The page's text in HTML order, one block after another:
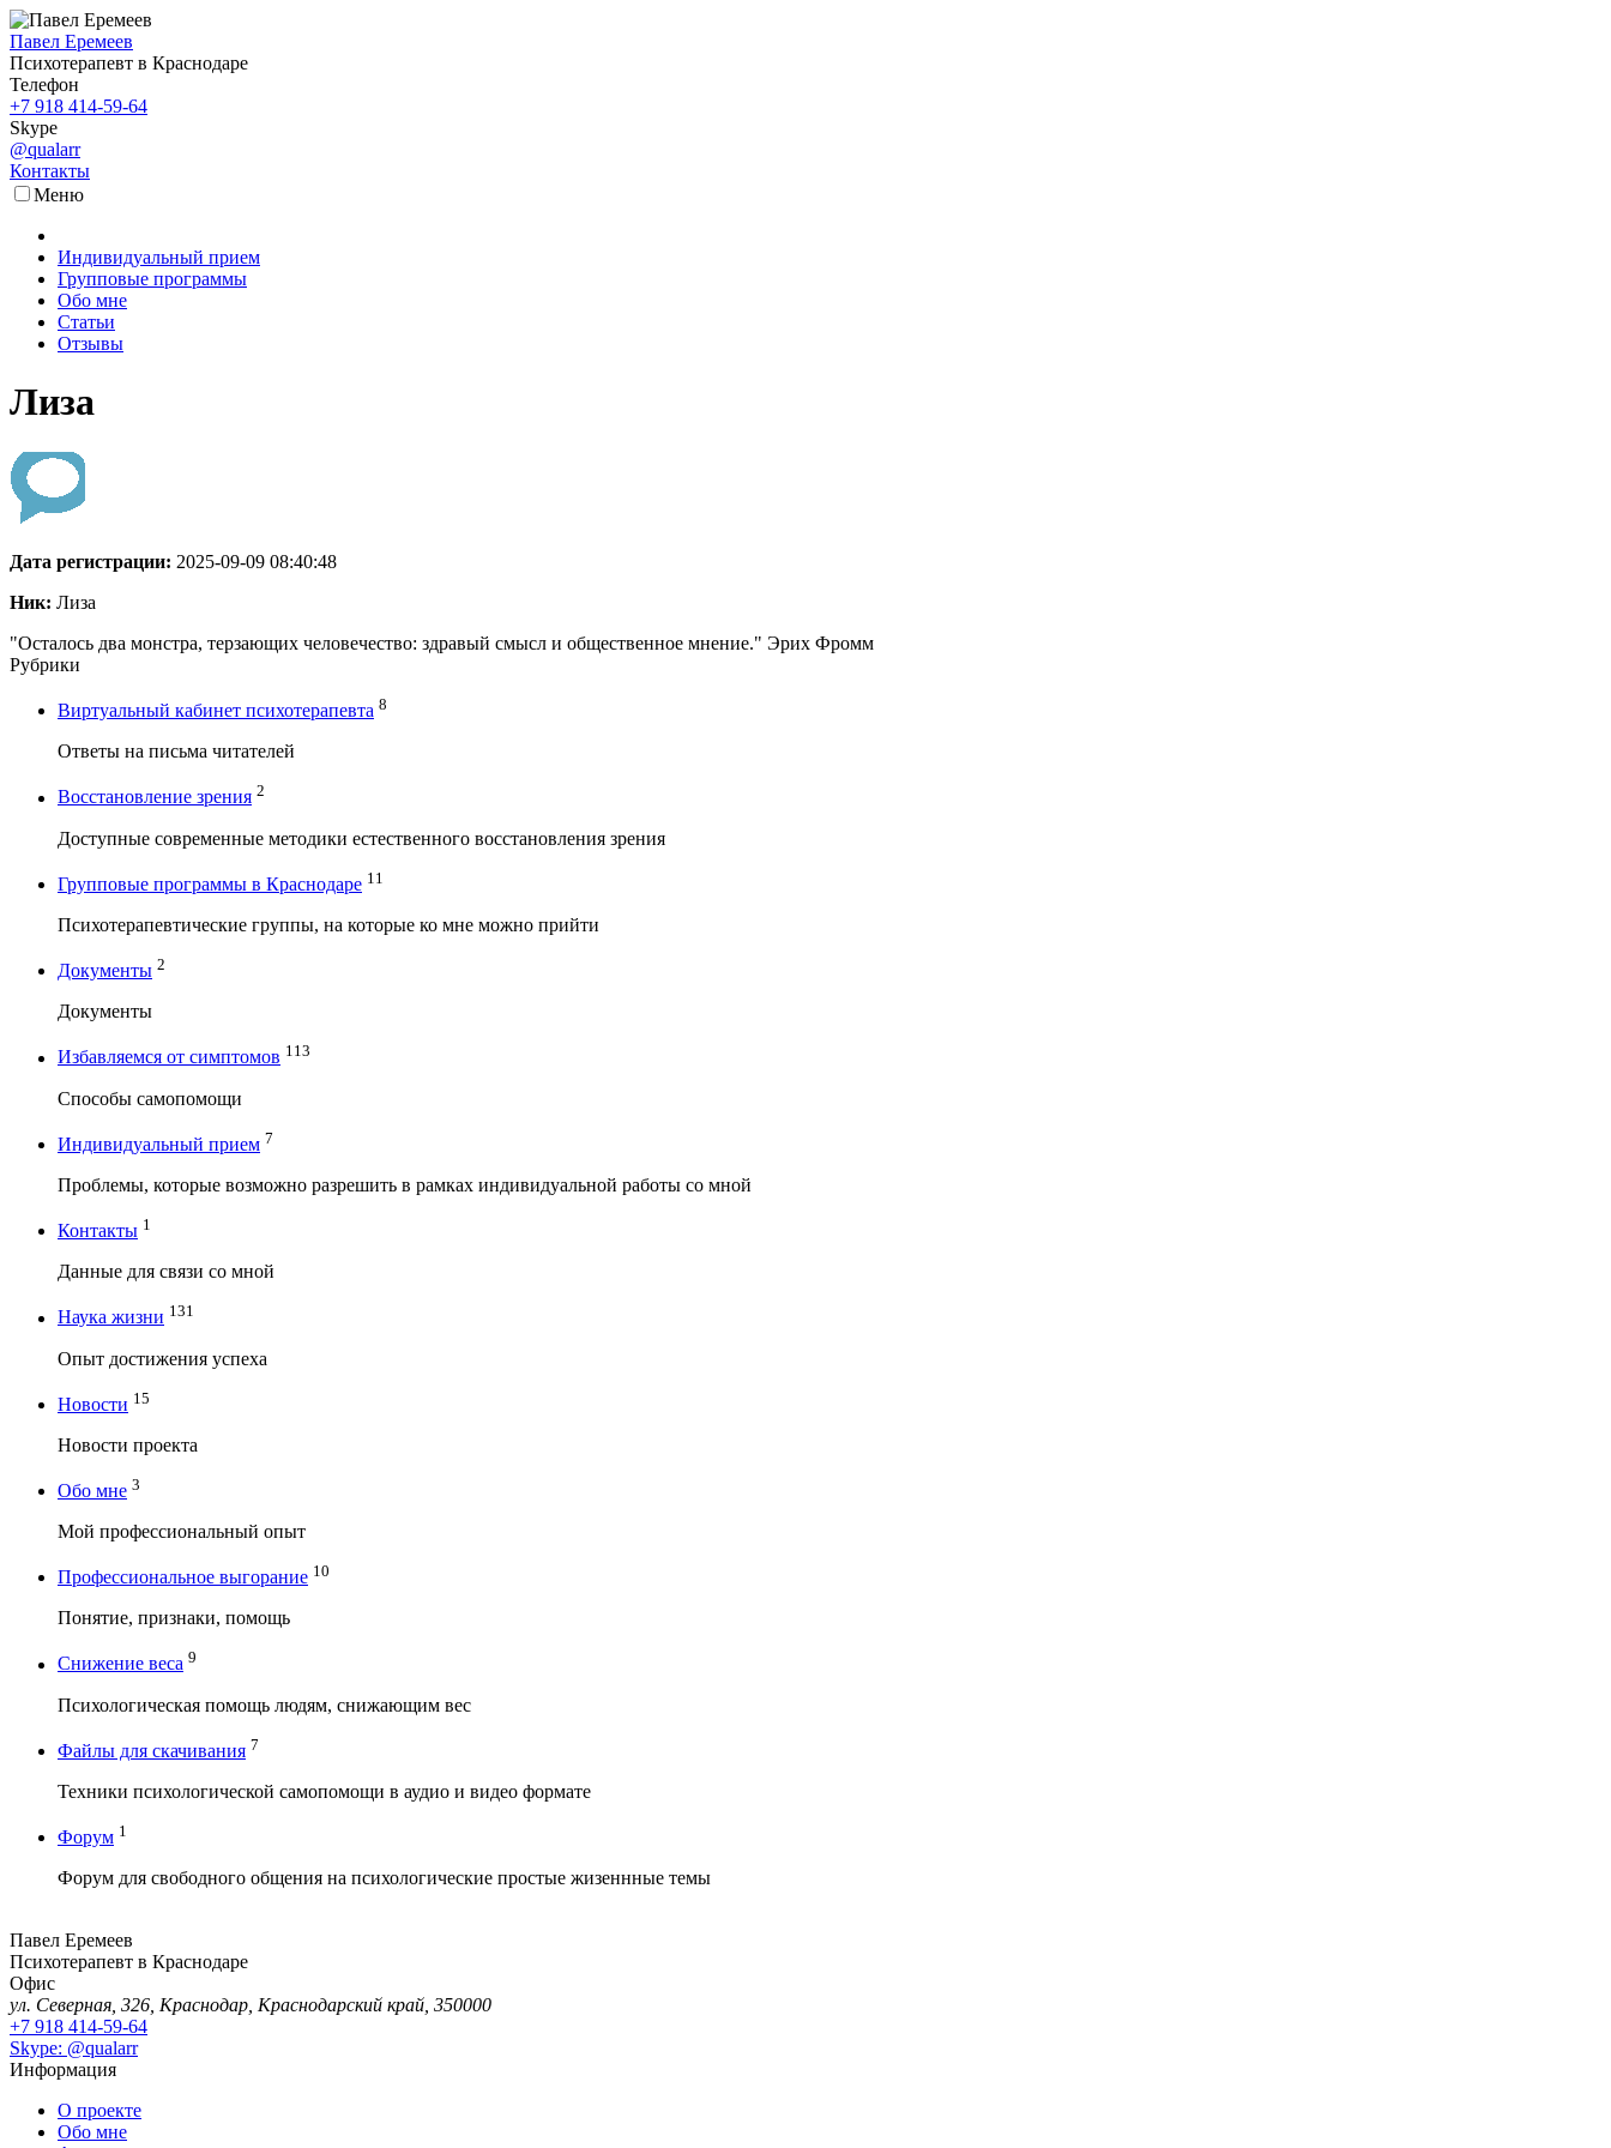
Павел Еремеев
Психотерапевт в Краснодаре
Телефон
+7 918 414-59-64
Skype
@qualarr
Контакты
Меню
Индивидуальный прием
Групповые программы
Обо мне
Статьи
Отзывы
Лиза
Дата регистрации: 2025-09-09 08:40:48
Ник: Лиза
"Осталось два монстра, терзающих человечество: здравый смысл и общественное мнение." Эрих Фромм
Рубрики
Виртуальный кабинет психотерапевта 8
Ответы на письма читателей
Восстановление зрения 2
Доступные современные методики естественного восстановления зрения
Групповые программы в Краснодаре 11
Психотерапевтические группы, на которые ко мне можно прийти
Документы 2
Документы
Избавляемся от симптомов 113
Способы самопомощи
Индивидуальный прием 7
Проблемы, которые возможно разрешить в рамках индивидуальной работы со мной
Контакты 1
Данные для связи со мной
Наука жизни 131
Опыт достижения успеха
Новости 15
Новости проекта
Обо мне 3
Мой профессиональный опыт
Профессиональное выгорание 10
Понятие, признаки, помощь
Снижение веса 9
Психологическая помощь людям, снижающим вес
Файлы для скачивания 7
Техники психологической самопомощи в аудио и видео формате
Форум 1
Форум для свободного общения на психологические простые жизеннные темы
Павел Еремеев
Психотерапевт в Краснодаре
Офис
ул. Северная, 326, Краснодар, Краснодарский край, 350000
+7 918 414-59-64
Skype: @qualarr
Информация
О проекте
Обо мне